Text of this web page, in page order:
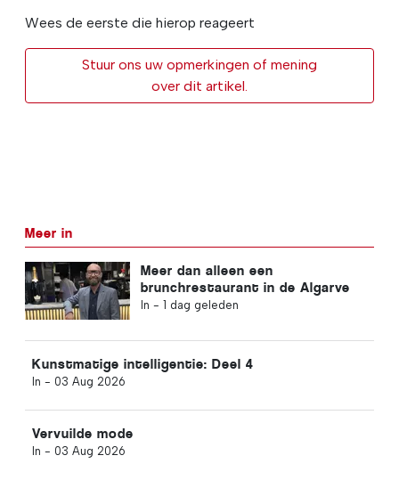
Wees de eerste die hierop reageert
Stuur ons uw opmerkingen of mening
over dit artikel.
Meer in
Meer dan alleen een
brunchrestaurant in de Algarve
In - 1 dag geleden
Kunstmatige intelligentie: Deel 4
In - 03 Aug 2026
Vervuilde mode
In - 03 Aug 2026